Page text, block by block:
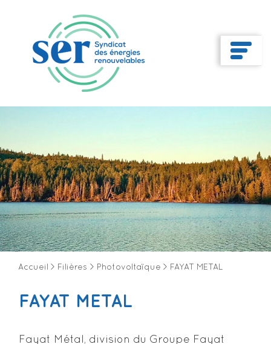
Accueil > Filières > Photovoltaïque > FAYAT METAL
FAYAT METAL
Fayat Métal, division du Groupe Fayat